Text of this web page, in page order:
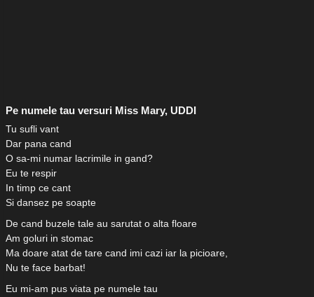
Pe numele tau versuri Miss Mary, UDDI
Tu sufli vant
Dar pana cand
O sa-mi numar lacrimile in gand?
Eu te respir
In timp ce cant
Si dansez pe soapte
De cand buzele tale au sarutat o alta floare
Am goluri in stomac
Ma doare atat de tare cand imi cazi iar la picioare,
Nu te face barbat!
Eu mi-am pus viata pe numele tau